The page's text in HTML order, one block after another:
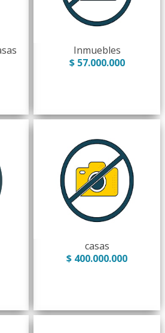
Inmuebles
$ 57.000.000
casas
$ 400.000.000